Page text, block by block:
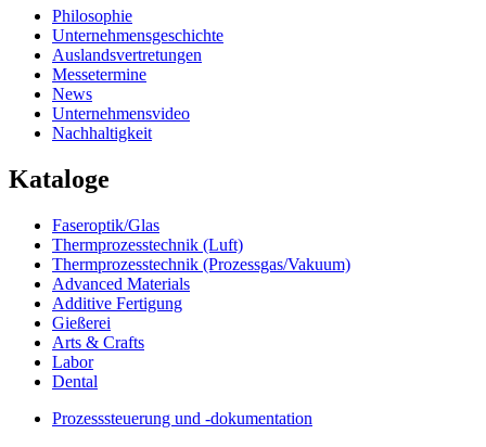
Philosophie
Unternehmensgeschichte
Auslandsvertretungen
Messetermine
News
Unternehmensvideo
Nachhaltigkeit
Kataloge
Faseroptik/Glas
Thermprozesstechnik (Luft)
Thermprozesstechnik (Prozessgas/Vakuum)
Advanced Materials
Additive Fertigung
Gießerei
Arts & Crafts
Labor
Dental
Prozesssteuerung und -dokumentation